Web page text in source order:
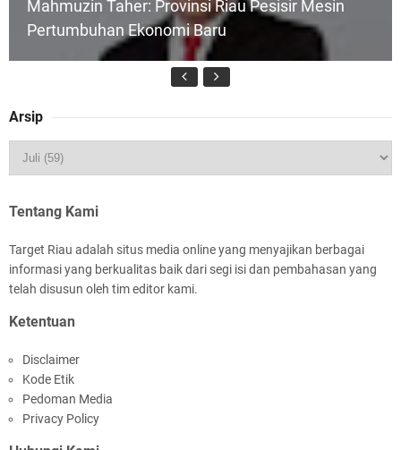
Mahmuzin Taher: Provinsi Riau Pesisir Mesin
Pertumbuhan Ekonomi Baru
HUT IBI Ke-75, Bupati Asmar: Bidan Garda
2045
Meranti Ditepungtawari, Sinergi Adat hingga
Green Policing Menguat
Arsip
Tentang Kami
Target Riau adalah situs media online yang menyajikan berbagai
informasi yang berkualitas baik dari segi isi dan pembahasan yang
telah disusun oleh tim editor kami.
Ketentuan
Disclaimer
Kode Etik
Pedoman Media
Privacy Policy